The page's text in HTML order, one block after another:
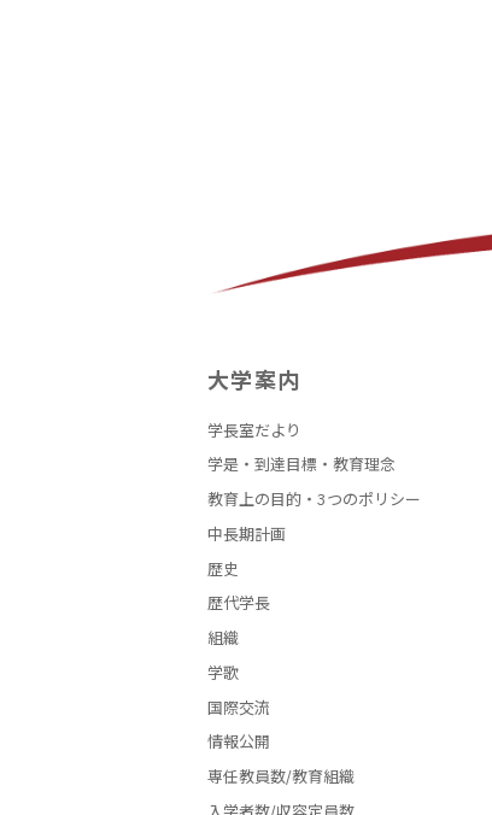
大学案内
学長室だより
学是・到達目標・教育理念
教育上の目的・3つのポリシー
中長期計画
歴史
歴代学長
組織
学歌
国際交流
情報公開
専任教員数/教育組織